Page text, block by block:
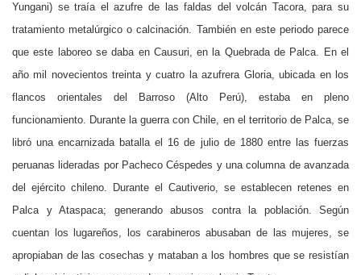
Yungani) se traía el azufre de las faldas del volcán Tacora, para su
tratamiento metalúrgico o calcinación. También en este periodo parece
que este laboreo se daba en Causuri, en la Quebrada de Palca. En el
año mil novecientos treinta y cuatro la azufrera Gloria, ubicada en los
flancos orientales del Barroso (Alto Perú), estaba en pleno
funcionamiento. Durante la guerra con Chile, en el territorio de Palca, se
libró una encarnizada batalla el 16 de julio de 1880 entre las fuerzas
peruanas lideradas por Pacheco Céspedes y una columna de avanzada
del ejército chileno. Durante el Cautiverio, se establecen retenes en
Palca y Ataspaca; generando abusos contra la población. Según
cuentan los lugareños, los carabineros abusaban de las mujeres, se
apropiaban de las cosechas y mataban a los hombres que se resistían